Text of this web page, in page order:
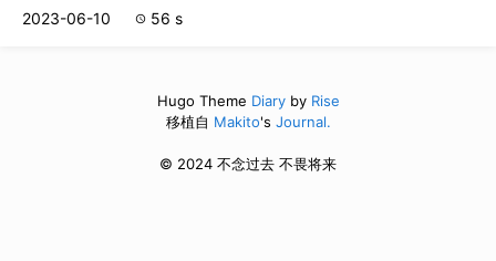
2023-06-10 schedule 56 s
Hugo Theme Diaryby Rise
移植自 Makito's Journal.
© 2024 不念过去 不畏将来